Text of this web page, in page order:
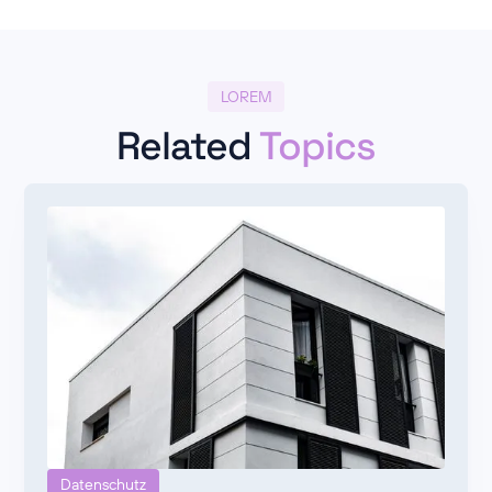
LOREM
Related Topics
Datenschutz